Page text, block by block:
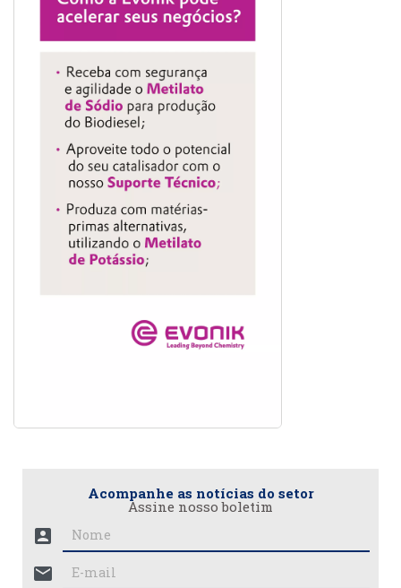
Acompanhe as notícias do setor
Assine nosso boletim
account_box
mail